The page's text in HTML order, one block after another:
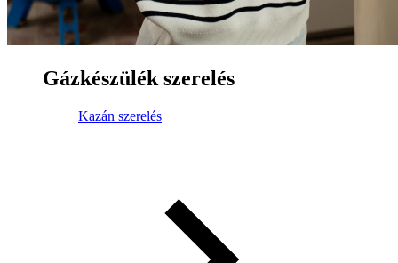
Gázkészülék szerelés
Kazán szerelés